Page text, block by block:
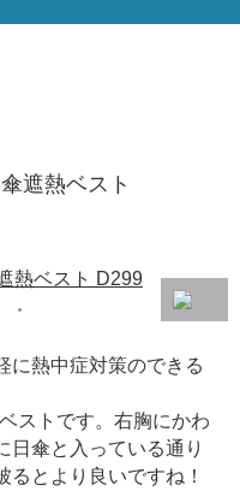
遮熱ベスト
に熱中症対策のできる
ストです。右胸にかわ
日傘と入っている通り
とより良いですね！